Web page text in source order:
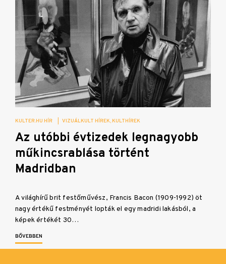
KULTER.HU HÍR VIZUÁLKULT HÍREK KULTHÍREK
Az utóbbi évtizedek legnagyobb
műkincsrablása történt
Madridban
A világhírű brit festőművész, Francis Bacon (1909-1992) öt
nagy értékű festményét lopták el egy madridi lakásból, a
képek értékét 30…
BŐVEBBEN